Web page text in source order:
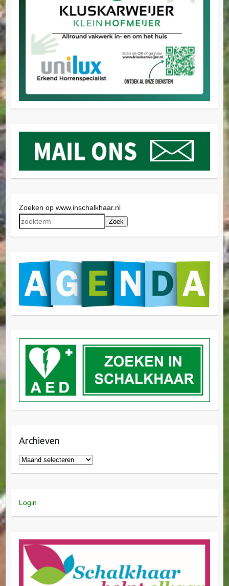
Zoeken op www.inschalkhaar.nl
Zoek
Archieven
Login